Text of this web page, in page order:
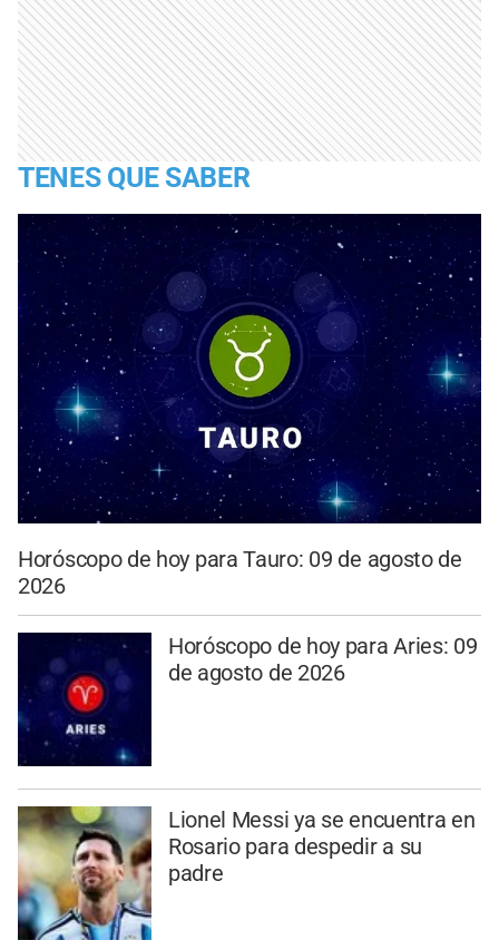
TENES QUE SABER
Horóscopo de hoy para Tauro: 09 de agosto de
2026
Horóscopo de hoy para Aries: 09
de agosto de 2026
Lionel Messi ya se encuentra en
Rosario para despedir a su
padre